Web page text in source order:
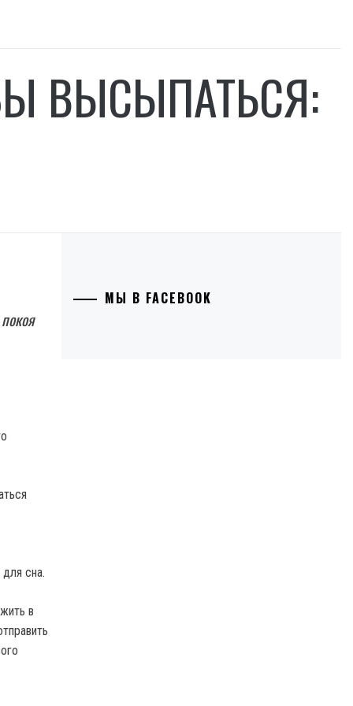
ВЫСЫПАТЬСЯ:
сна.
в
МЫ В FACEBOOK